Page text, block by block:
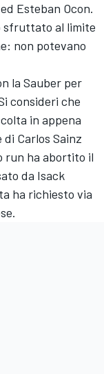
Esteban Ocon.
sfruttato al limite
non potevano
la Sauber per
consideri che
in appena
di Carlos Sainz
run ha abortito il
da Isack
ha richiesto via